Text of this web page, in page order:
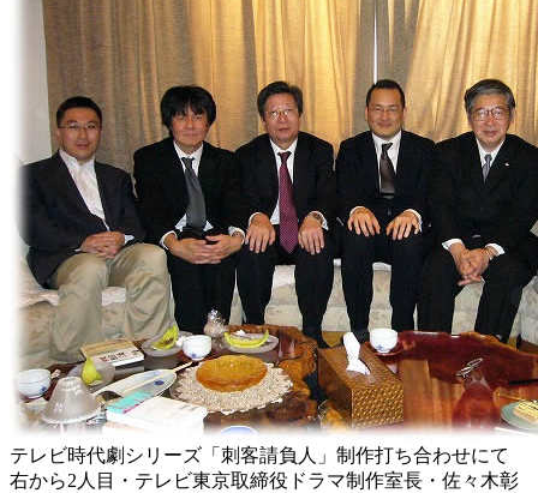
テレビ時代劇シリーズ「刺客請負人」制作打ち合わせにて
右から2人目・テレビ東京取締役ドラマ制作室長・佐々木彰